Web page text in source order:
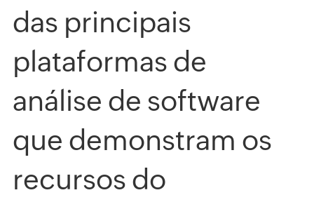
das principais
plataformas de
análise de software
que demonstram os
recursos do